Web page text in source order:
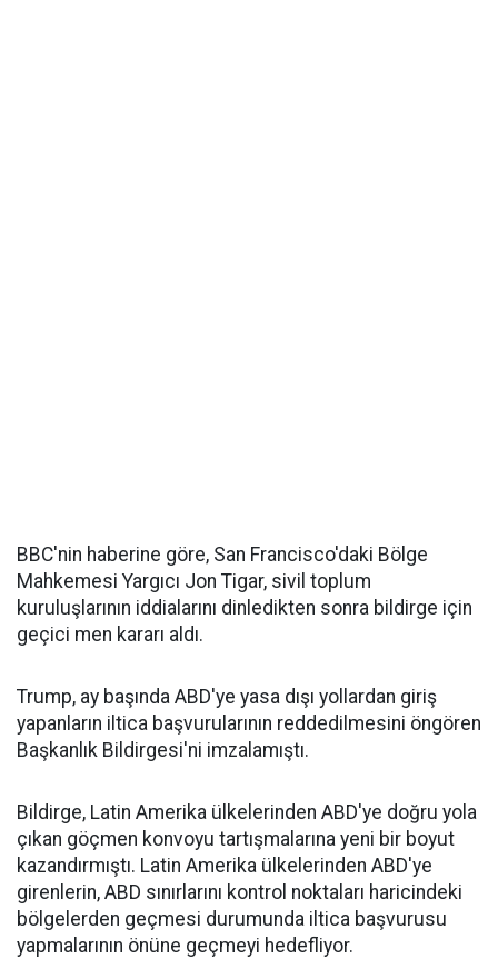
BBC'nin haberine göre, San Francisco'daki Bölge
Mahkemesi Yargıcı Jon Tigar, sivil toplum
kuruluşlarının iddialarını dinledikten sonra bildirge için
geçici men kararı aldı.
Trump, ay başında ABD'ye yasa dışı yollardan giriş
yapanların iltica başvurularının reddedilmesini öngören
Başkanlık Bildirgesi'ni imzalamıştı.
Bildirge, Latin Amerika ülkelerinden ABD'ye doğru yola
çıkan göçmen konvoyu tartışmalarına yeni bir boyut
kazandırmıştı. Latin Amerika ülkelerinden ABD'ye
girenlerin, ABD sınırlarını kontrol noktaları haricindeki
bölgelerden geçmesi durumunda iltica başvurusu
yapmalarının önüne geçmeyi hedefliyor.